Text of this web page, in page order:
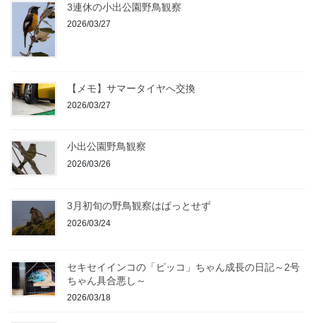
3連休の小出公園野鳥観察
2026/03/27
【メモ】サマータイヤへ交換
2026/03/27
小出公園野鳥観察
2026/03/26
3月初旬の野鳥観察はぱっとせず
2026/03/24
セキセイインコの「ピッコ」ちゃん成長の日記～2号
ちゃん具合悪し～
2026/03/18